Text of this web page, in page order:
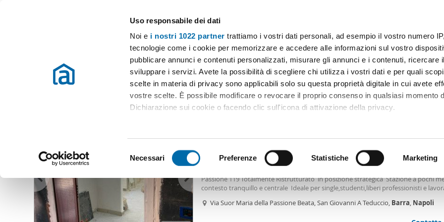
Uso responsabile dei dati
Noi e i nostri 1022 partner trattiamo i vostri dati personali, ad esempio il vostro numero
tecnologie come i cookie per memorizzare e accedere alle informazioni sul vostro
pubblicare annunci e contenuti personalizzati, misurare gli annunci e i contenuti, ricercare
sviluppare i servizi. Avete la possibilità di scegliere chi utilizza i vostri dati e per quali
scelte in materia di privacy sono applicabili solo su questa proprietà digitale in cui avete
vostre scelte. È possibile modificare o revocare il proprio consenso in qualsiasi momento
Dichiarazione sui cookie o facendo clic sull'icona di attivazione della privacy.
Identificare il tuo dispositivo, scansionandolo attivamente alla ricerca di caratteristiche
(impronte digitali).
Approfondisci come vengono elaborati i tuoi dati personali e imposta le tue preferenze
dettagli . Puoi modificare o ritirare il tuo consenso in qualsiasi momento dalla Dichiarazione
Utilizziamo i cookie per personalizzare contenuti ed annunci, per fornire funzionalità dei
e
e
z
i
Necessari Preferenze Statistiche Marketing
Case e appartamenti in affitto in tutta Italia
Scegli la zona Prezzo Superficie Locali Più filtri - 2
Affitto Napoli Appartamenti Affitto Napoli Appartamento affitto economico barra napoli Napoli
Appartamento affitto economico barra napoli Napoli (4 immobili)
2
Appartamento San giovanni a teduccio
Passione 119 Totalmente Ristrutturato in posizione strategica Stazione a pochi
contesto tranquillo e centrale Ideale per single,studenti,liberi professionisti e
Via Suor Maria della Passione Beata, San Giovanni A Teduccio, Barra, Napoli